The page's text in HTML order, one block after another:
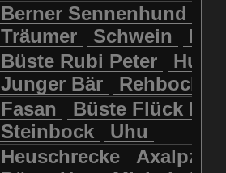
Berner Sennenhund
Träumer
Schwein
Büste Rubi Peter
Junger Bär
Fasan
Büste Flück
Steinbock
Uhu
Heuschrecke